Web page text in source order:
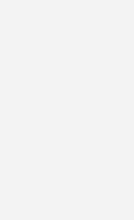
bin ich damit einverstanden, über
und eine Abmeldung ist
Umgang mit Daten finden Sie